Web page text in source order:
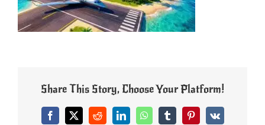
Share This Story, Choose Your Platform!
Facebook
X RedditLinkedInWhatsAppTumblrPinterest
Vk